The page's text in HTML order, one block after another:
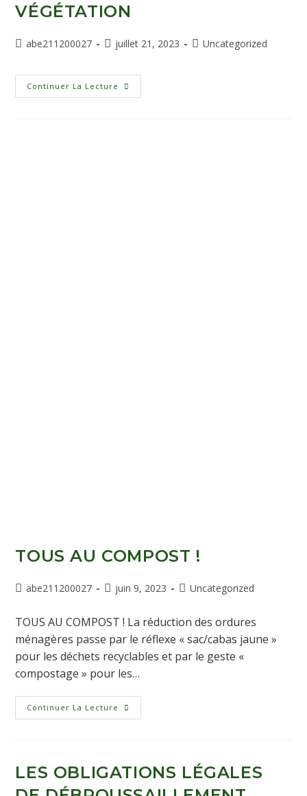
VÉGÉTATION
abe211200027 juillet 21, 2023 Uncategorized
Continuer La Lecture
TOUS AU COMPOST !
abe211200027 juin 9, 2023 Uncategorized
TOUS AU COMPOST ! La réduction des ordures
ménagères passe par le réflexe « sac/cabas jaune »
pour les déchets recyclables et par le geste «
compostage » pour les…
Continuer La Lecture
LES OBLIGATIONS LÉGALES